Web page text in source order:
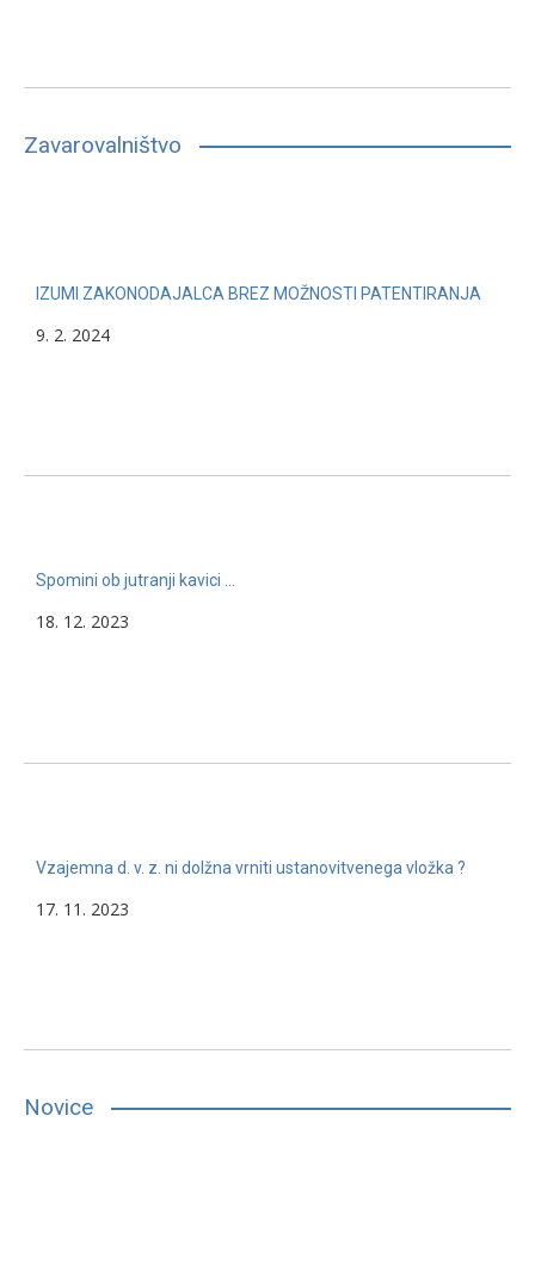
Zavarovalništvo
IZUMI ZAKONODAJALCA BREZ MOŽNOSTI PATENTIRANJA
9. 2. 2024
Spomini ob jutranji kavici …
18. 12. 2023
Vzajemna d. v. z. ni dolžna vrniti ustanovitvenega vložka ?
17. 11. 2023
Novice